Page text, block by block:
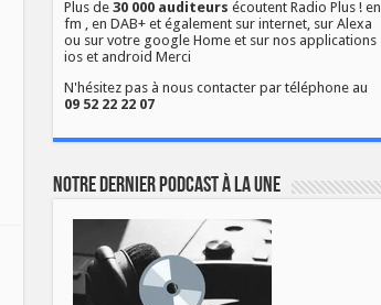
Plus de 30 000 auditeurs écoutent Radio Plus ! en
fm , en DAB+ et également sur internet, sur Alexa
ou sur votre google Home et sur nos applications
ios et android Merci
N'hésitez pas à nous contacter par téléphone au
09 52 22 22 07
Notre dernier podcast à la une